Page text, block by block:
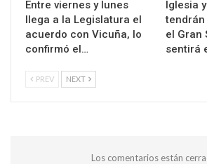
Entre viernes y lunes
llega a la Legislatura el
acuerdo con Vicuña, lo
confirmó el…
Iglesia
tendrán
el Gran
sentirá
PREV NEXT
Los comentarios están